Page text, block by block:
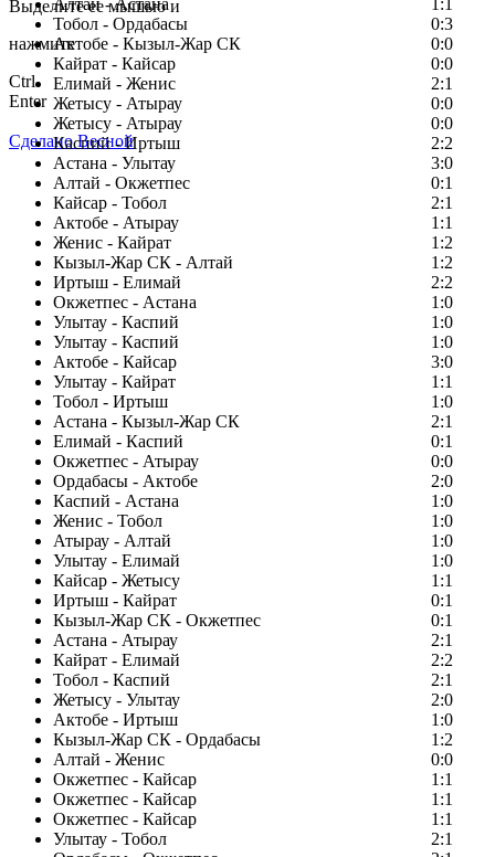
Алтай - Астана
1:1
Тобол - Ордабасы
0:3
Актобе - Кызыл-Жар СК
0:0
Кайрат - Кайсар
0:0
Елимай - Женис
2:1
Жетысу - Атырау
0:0
Жетысу - Атырау
0:0
Каспий - Иртыш
2:2
Астана - Улытау
3:0
Алтай - Окжетпес
0:1
Кайсар - Тобол
2:1
Актобе - Атырау
1:1
Женис - Кайрат
1:2
Кызыл-Жар СК - Алтай
1:2
Иртыш - Елимай
2:2
Окжетпес - Астана
1:0
Улытау - Каспий
1:0
Улытау - Каспий
1:0
Актобе - Кайсар
3:0
Улытау - Кайрат
1:1
Тобол - Иртыш
1:0
Астана - Кызыл-Жар СК
2:1
Елимай - Каспий
0:1
Окжетпес - Атырау
0:0
Ордабасы - Актобе
2:0
Каспий - Астана
1:0
Женис - Тобол
1:0
Атырау - Алтай
1:0
Улытау - Елимай
1:0
Кайсар - Жетысу
1:1
Иртыш - Кайрат
0:1
Кызыл-Жар СК - Окжетпес
0:1
Астана - Атырау
2:1
Кайрат - Елимай
2:2
Тобол - Каспий
2:1
Жетысу - Улытау
2:0
Актобе - Иртыш
1:0
Кызыл-Жар СК - Ордабасы
1:2
Алтай - Женис
0:0
Окжетпес - Кайсар
1:1
Окжетпес - Кайсар
1:1
Окжетпес - Кайсар
1:1
Улытау - Тобол
2:1
Выделите ее мышью и
нажмите
Ctrl
Enter
Сделано Весной